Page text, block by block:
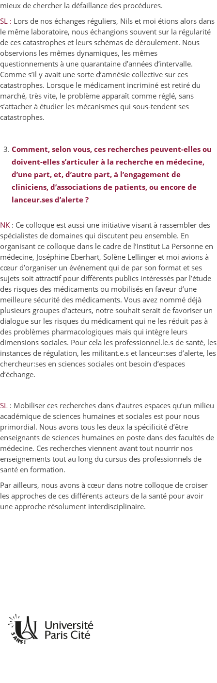
mieux de chercher la défaillance des procédures.
SL : Lors de nos échanges réguliers, Nils et moi étions alors dans
le même laboratoire, nous échangions souvent sur la régularité
de ces catastrophes et leurs schémas de déroulement. Nous
observions les mêmes dynamiques, les mêmes
questionnements à une quarantaine d’années d’intervalle.
Comme s’il y avait une sorte d’amnésie collective sur ces
catastrophes. Lorsque le médicament incriminé est retiré du
marché, très vite, le problème apparaît comme réglé, sans
s’attacher à étudier les mécanismes qui sous-tendent ses
catastrophes.
Comment, selon vous, ces recherches peuvent-elles ou
doivent-elles s’articuler à la recherche en médecine,
d’une part, et, d’autre part, à l’engagement de
cliniciens, d’associations de patients, ou encore de
lanceur.ses d’alerte ?
NK : Ce colloque est aussi une initiative visant à rassembler des
spécialistes de domaines qui discutent peu ensemble. En
organisant ce colloque dans le cadre de l’Institut La Personne en
médecine, Joséphine Eberhart, Solène Lellinger et moi avions à
cœur d’organiser un événement qui de par son format et ses
sujets soit attractif pour différents publics intéressés par l’étude
des risques des médicaments ou mobilisés en faveur d’une
meilleure sécurité des médicaments. Vous avez nommé déjà
plusieurs groupes d’acteurs, notre souhait serait de favoriser un
dialogue sur les risques du médicament qui ne les réduit pas à
des problèmes pharmacologiques mais qui intègre leurs
dimensions sociales. Pour cela les professionnel.le.s de santé, les
instances de régulation, les militant.e.s et lanceur:ses d’alerte, les
chercheur:ses en sciences sociales ont besoin d’espaces
d’échange.
SL : Mobiliser ces recherches dans d’autres espaces qu’un milieu
académique de sciences humaines et sociales est pour nous
primordial. Nous avons tous les deux la spécificité d’être
enseignants de sciences humaines en poste dans des facultés de
médecine. Ces recherches viennent avant tout nourrir nos
enseignements tout au long du cursus des professionnels de
santé en formation.
Par ailleurs, nous avons à cœur dans notre colloque de croiser
les approches de ces différents acteurs de la santé pour avoir
une approche résolument interdisciplinaire.